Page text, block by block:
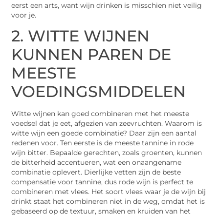
eerst een arts, want wijn drinken is misschien niet veilig
voor je.
2. WITTE WIJNEN
KUNNEN PAREN DE
MEESTE
VOEDINGSMIDDELEN
Witte wijnen kan goed combineren met het meeste
voedsel dat je eet, afgezien van zeevruchten. Waarom is
witte wijn een goede combinatie? Daar zijn een aantal
redenen voor. Ten eerste is de meeste tannine in rode
wijn bitter. Bepaalde gerechten, zoals groenten, kunnen
de bitterheid accentueren, wat een onaangename
combinatie oplevert. Dierlijke vetten zijn de beste
compensatie voor tannine, dus rode wijn is perfect te
combineren met vlees. Het soort vlees waar je de wijn bij
drinkt staat het combineren niet in de weg, omdat het is
gebaseerd op de textuur, smaken en kruiden van het